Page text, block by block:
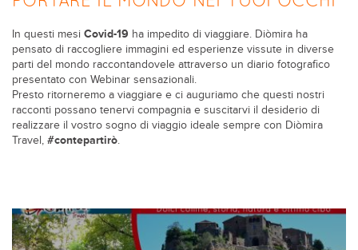
In questi mesi Covid-19 ha impedito di viaggiare. Diòmira ha
pensato di raccogliere immagini ed esperienze vissute in diverse
parti del mondo raccontandovele attraverso un diario fotografico
presentato con Webinar sensazionali.
Presto ritorneremo a viaggiare e ci auguriamo che questi nostri
racconti possano tenervi compagnia e suscitarvi il desiderio di
realizzare il vostro sogno di viaggio ideale sempre con Diòmira
Travel, #contepartirò.